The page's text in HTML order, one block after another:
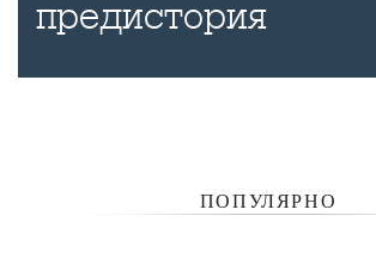
предистория
ПОПУЛЯРНО